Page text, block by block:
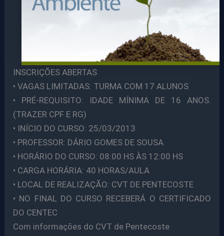
INSCRIÇÕES ABERTAS
• VAGAS LIMITADAS: TURMA COM 17 ALUNOS
• PRÉ-REQUISITO: IDADE MÍNIMA DE 16 ANOS.
(TRAZER CPF E RG)
• INÍCIO DO CURSO: 25/03/2013
• PROFESSOR: DÁRIO GOMES DE SOUSA
• HORÁRIO DO CURSO: 08:00 HS ÀS 12:00 HS
• CARGA HORÁRIA: 40 HORAS/AULA
• LOCAL DE REALIZAÇÃO: CVT DE PENTECOSTE
• NO FINAL DO CURSO RECEBERÁ O CERTIFICADO
DO CENTEC
Com informações do CVT de Pentecoste